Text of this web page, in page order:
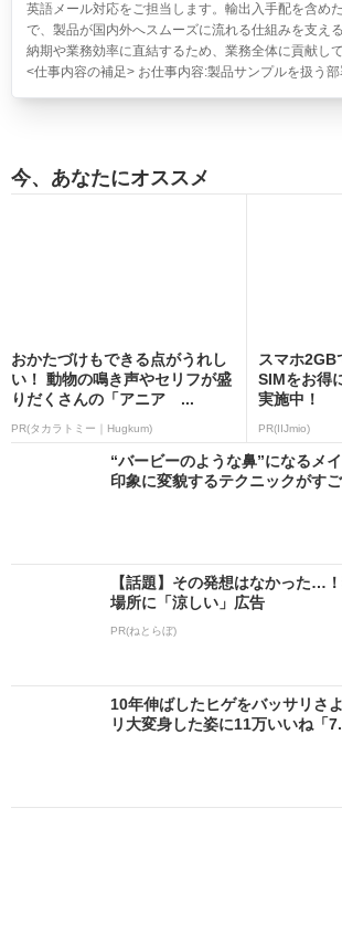
英語メール対応をご担当します。輸出入手配を含め
で、製品が国内外へスムーズに流れる仕組みを支え
納期や業務効率に直結するため、業務全体に貢献し
<仕事内容の補足> お仕事内容:製品サンプルを扱う部
今、あなたにオススメ
おかたづけもできる点がうれし
い！ 動物の鳴き声やセリフが盛
りだくさんの「アニア ...
PR(タカラトミー｜Hugkum)
スマホ2GB
SIMをお得
実施中！
PR(IIJmio)
“バービーのような鼻”になるメ
印象に変貌するテクニックがす
【話題】その発想はなかった…
場所に「涼しい」広告
PR(ねとらぼ)
10年伸ばしたヒゲをバッサリさ
リ大変身した姿に11万いいね「